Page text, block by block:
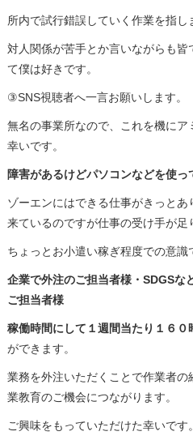
所内で試行錯誤していく作業を指し
対人関係が苦手とか言いながらも
て僕は好きです。
③SNS視聴者へ一言お願いします。
無名の事業所なので、これを機に
幸いです。
障害があるけどパソコンなどを使
ゾーエンにはできる仕事がきっと
来ているのですが仕事の受け手が足
ちょっとお小遣い稼ぎ程度での意識
企業で外注のご担当者様・SDGSな
ご担当者様
稼働時間にして１週間当たり１６０
ができます。
業務を外注いただくことで作業者
業教育のご機会につながります。
ご興味をもっていただけた幸いです。